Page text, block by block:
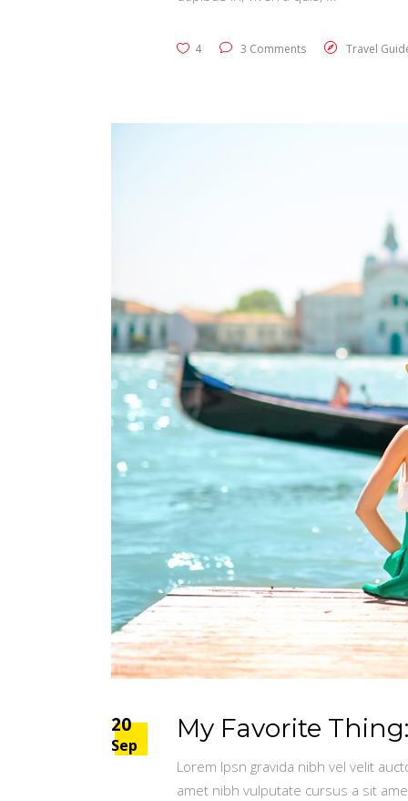
4 3 Comments Travel
20
Sep
My Favorite
Lorem Ipsn gravida nibh vel velit
amet nibh vulputate cursus a sit